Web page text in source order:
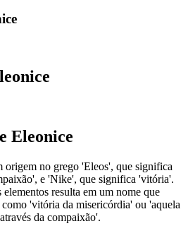
Eleonice
origem no grego 'Eleos', que significa
e 'Nike', que significa 'vitória'.
elementos resulta em um nome que
'vitória da misericórdia' ou 'aquela
da compaixão'.